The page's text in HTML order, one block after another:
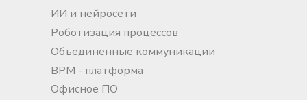
ИИ и нейросети
Роботизация процессов
Объединенные коммуникации
BPM - платформа
Офисное ПО